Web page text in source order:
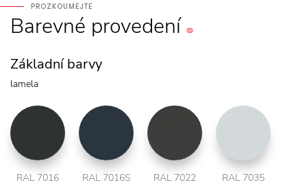
PROZKOUMEJTE
Barevné provedení
Základní barvy
lamela
RAL 7016 RAL 7016S RAL 7022 RAL 7035